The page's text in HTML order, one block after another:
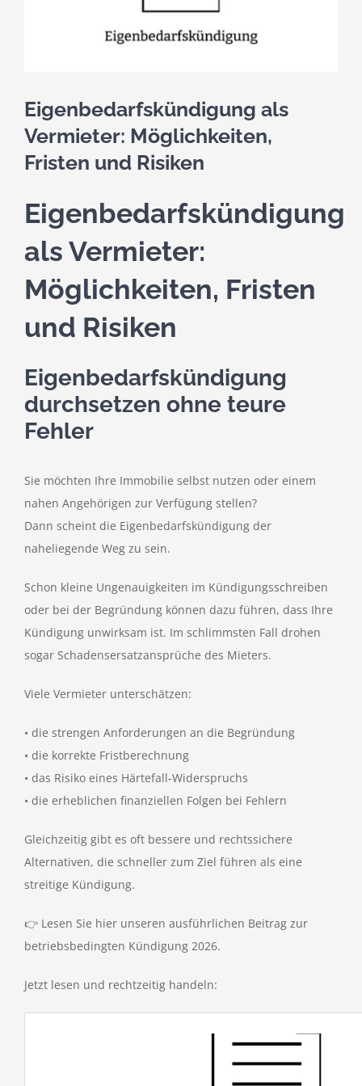
Blog
Impressum
Datenschutzerklärung
Eigenbedarfskündigung als
Vermieter: Möglichkeiten,
Fristen und Risiken
Eigenbedarfskündigung
als Vermieter:
Möglichkeiten, Fristen
und Risiken
Eigenbedarfskündigung
durchsetzen ohne teure
Fehler
Sie möchten Ihre Immobilie selbst nutzen oder einem
nahen Angehörigen zur Verfügung stellen?
Dann scheint die Eigenbedarfskündigung der
naheliegende Weg zu sein.
Schon kleine Ungenauigkeiten im Kündigungsschreiben
oder bei der Begründung können dazu führen, dass Ihre
Kündigung unwirksam ist. Im schlimmsten Fall drohen
sogar Schadensersatzansprüche des Mieters.
Viele Vermieter unterschätzen:
• die strengen Anforderungen an die Begründung
• die korrekte Fristberechnung
• das Risiko eines Härtefall‑Widerspruchs
• die erheblichen finanziellen Folgen bei Fehlern
Gleichzeitig gibt es oft bessere und rechtssichere
Alternativen, die schneller zum Ziel führen als eine
streitige Kündigung.
👉 Lesen Sie hier unseren ausführlichen Beitrag zur
betriebsbedingten Kündigung 2026.
Jetzt lesen und rechtzeitig handeln: